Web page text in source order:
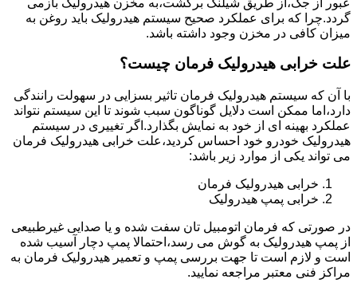
گردد.چرا که برای عملکرد صحیح سیستم هیدرولیک باید روغن به
میزان کافی در مخزن وجود داشته باشد.
علت خرابی هیدرولیک فرمان چیست؟
با آن که سیستم هیدرولیک فرمان تاثیر بسزایی در سهولت رانندگی
دارد،اما ممکن است دلایل گوناگون سبب شوند تا این سیستم نتواند
عملکرد بهینه ای از خود به نمایش بگذارد.اگر تغییری در سیستم
هیدرولیک خودرو خود احساس کردید،علت خرابی هیدرولیک فرمان
می تواند یکی از موارد زیر باشد:
خرابی هیدرولیک فرمان
خرابی پمپ هیدرولیک
در صورتی که فرمان اتومبیل تان سفت شده و یا صدایی غیرطبیعی
از پمپ هیدرولیک به گوش می رسد،احتمالا پمپ دچار آسیب شده
است و لازم است تا جهت بررسی پمپ و تعمیر هیدرولیک فرمان به
مراکز فنی معتبر مراجعه نمایید.